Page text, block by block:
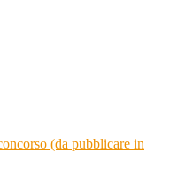
(da pubblicare in